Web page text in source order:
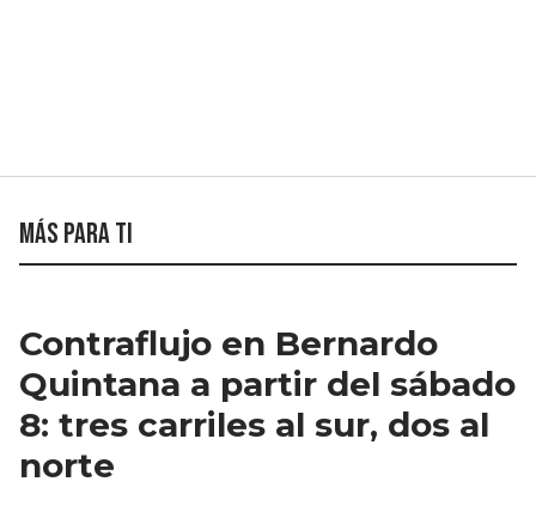
Más para ti
Contraflujo en Bernardo
Quintana a partir del sábado
8: tres carriles al sur, dos al
norte